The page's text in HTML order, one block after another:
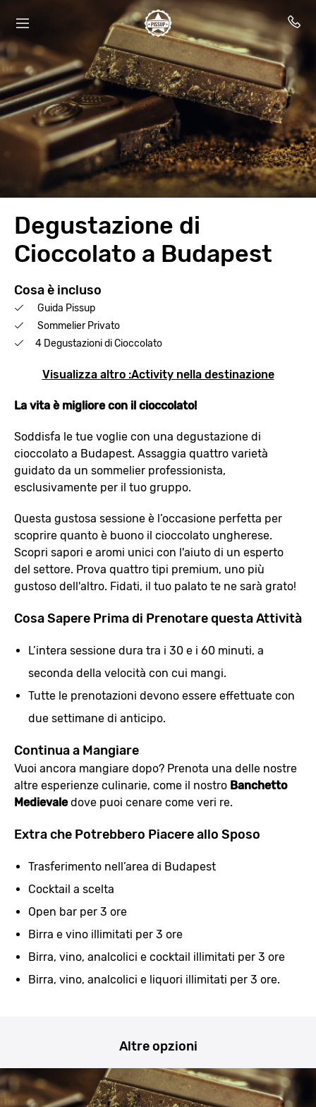
Degustazione di
Cioccolato a Budapest
Cosa è incluso
Guida Pissup
Sommelier Privato
4 Degustazioni di Cioccolato
Visualizza altro :Activity nella destinazione
La vita è migliore con il cioccolato!
Soddisfa le tue voglie con una degustazione di
cioccolato a Budapest. Assaggia quattro varietà
guidato da un sommelier professionista,
esclusivamente per il tuo gruppo.
Questa gustosa sessione è l’occasione perfetta per
scoprire quanto è buono il cioccolato ungherese.
Scopri sapori e aromi unici con l'aiuto di un esperto
del settore. Prova quattro tipi premium, uno più
gustoso dell'altro. Fidati, il tuo palato te ne sarà grato!
Cosa Sapere Prima di Prenotare questa Attività
L’intera sessione dura tra i 30 e i 60 minuti, a
seconda della velocità con cui mangi.
Tutte le prenotazioni devono essere effettuate con
due settimane di anticipo.
Continua a Mangiare
Vuoi ancora mangiare dopo? Prenota una delle nostre
altre esperienze culinarie, come il nostro Banchetto
Medievaledove puoi cenare come veri re.
Extra che Potrebbero Piacere allo Sposo
Trasferimento nell’area di Budapest
Cocktail a scelta
Open bar per 3 ore
Birra e vino illimitati per 3 ore
Birra, vino, analcolici e cocktail illimitati per 3 ore
Birra, vino, analcolici e liquori illimitati per 3 ore.
Altre opzioni